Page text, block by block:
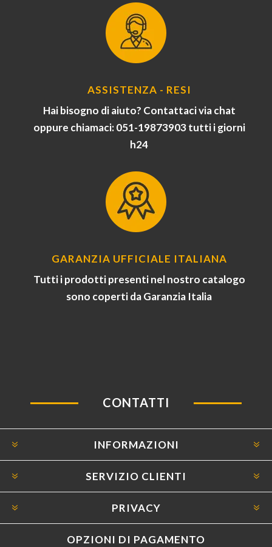
ASSISTENZA - RESI
Hai bisogno di aiuto? Contattaci via chat
oppure chiamaci: 051-19873903 tutti i giorni
h24
GARANZIA UFFICIALE ITALIANA
Tutti i prodotti presenti nel nostro catalogo
sono coperti da Garanzia Italia
CONTATTI
INFORMAZIONI
SERVIZIO CLIENTI
PRIVACY
OPZIONI DI PAGAMENTO